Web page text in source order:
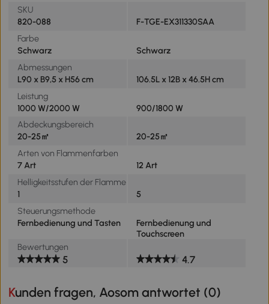
SKU
820-088
F-TGE-EX311330SAA
Farbe
Schwarz
Schwarz
Abmessungen
L90 x B9,5 x H56 cm
106.5L x 12B x 46.5H cm
Leistung
1000 W/2000 W
900/1800 W
Abdeckungsbereich
20-25㎡
20-25㎡
Arten von Flammenfarben
7 Art
12 Art
Helligkeitsstufen der Flamme
1
5
Steuerungsmethode
Fernbedienung und Tasten
Fernbedienung und
Touchscreen
Bewertungen
5 4.7
Kunden fragen, Aosom antwortet (0)